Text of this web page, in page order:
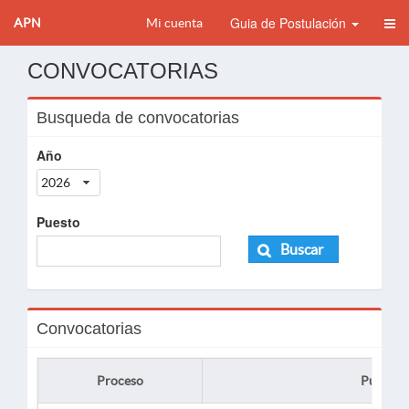
APN Mi cuenta Guia de Postulación
CONVOCATORIAS
Busqueda de convocatorias
Año
2026
Puesto
Buscar
Convocatorias
Proceso Puesto